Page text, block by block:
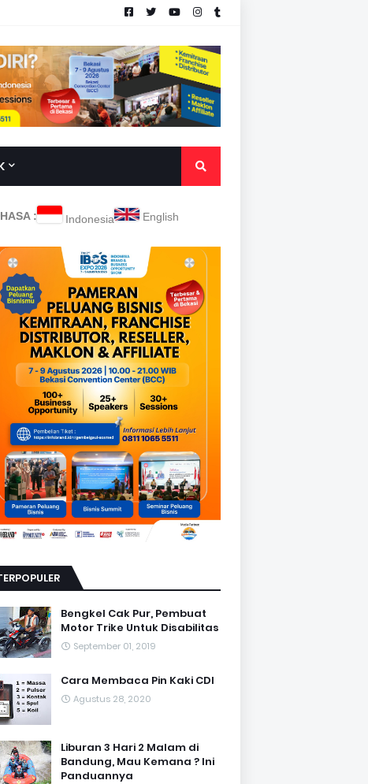
: Indonesia English
Bengkel Cak Pur, Pembuat
Motor Trike Untuk Disabilitas
September 01, 2019
Cara Membaca Pin Kaki CDI
Agustus 28, 2020
Liburan 3 Hari 2 Malam di
Bandung, Mau Kemana ? Ini
Panduannya